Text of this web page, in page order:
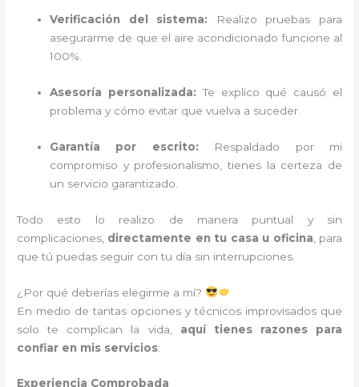
Verificación del sistema: Realizo pruebas para
asegurarme de que el aire acondicionado funcione al
100%.
Asesoría personalizada: Te explico qué causó el
problema y cómo evitar que vuelva a suceder.
Garantía por escrito: Respaldado por mi
compromiso y profesionalismo, tienes la certeza de
un servicio garantizado.
Todo esto lo realizo de manera puntual y sin
complicaciones, directamente en tu casa u oficina , para
que tú puedas seguir con tu día sin interrupciones.
¿Por qué deberías elegirme a mí?
En medio de tantas opciones y técnicos improvisados que
solo te complican la vida, aquí tienes razones para
confiar en mis servicios:
Experiencia Comprobada